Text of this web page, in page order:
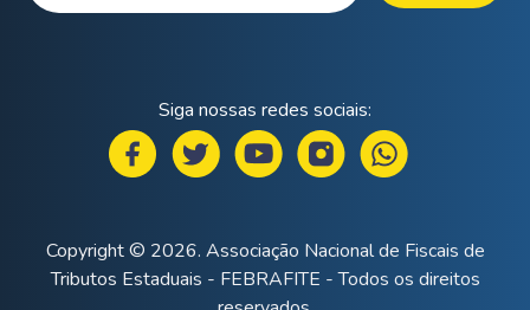
Siga nossas redes sociais:
Copyright © 2026. Associação Nacional de Fiscais de
Tributos Estaduais - FEBRAFITE - Todos os direitos